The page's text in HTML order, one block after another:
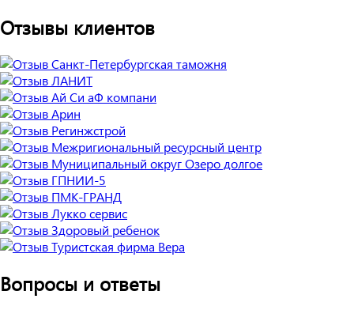
Отзывы клиентов
Вопросы и ответы